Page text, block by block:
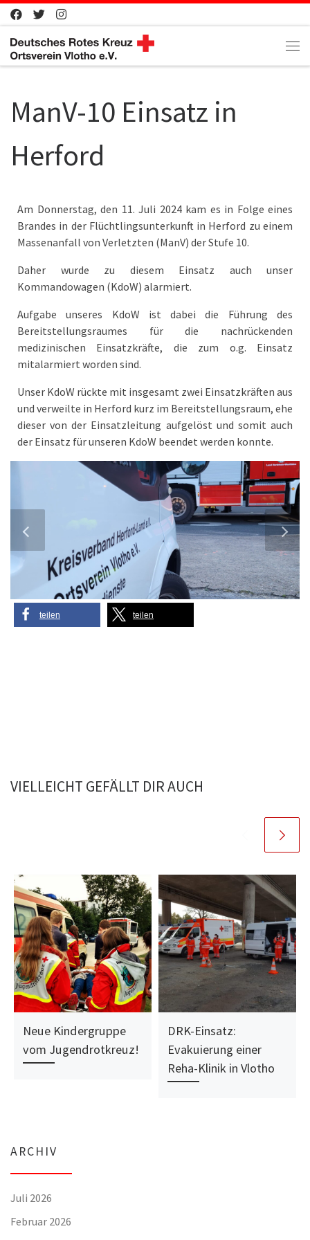
Zum Inhalt springen
ManV-10 Einsatz in
Herford
Am Donnerstag, den 11. Juli 2024 kam es in Folge eines
Brandes in der Flüchtlingsunterkunft in Herford zu einem
Massenanfall von Verletzten (ManV) der Stufe 10.
Daher wurde zu diesem Einsatz auch unser
Kommandowagen (KdoW) alarmiert.
Aufgabe unseres KdoW ist dabei die Führung des
Bereitstellungsraumes für die nachrückenden
medizinischen Einsatzkräfte, die zum o.g. Einsatz
mitalarmiert worden sind.
Unser KdoW rückte mit insgesamt zwei Einsatzkräften aus
und verweilte in Herford kurz im Bereitstellungsraum, ehe
dieser von der Einsatzleitung aufgelöst und somit auch
der Einsatz für unseren KdoW beendet werden konnte.
teilen teilen
VIELLEICHT GEFÄLLT DIR AUCH
Neue Kindergruppe
vom Jugendrotkreuz!
DRK-Einsatz:
Evakuierung einer
Reha-Klinik in Vlotho
ARCHIV
Juli 2026
Februar 2026